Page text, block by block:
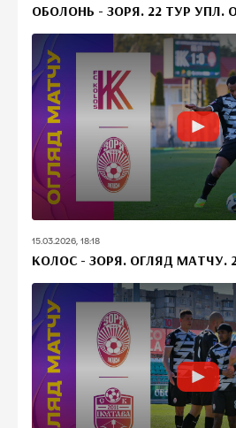
ОБОЛОНЬ - ЗОРЯ. 22 ТУР УПЛ.
15.03.2026, 18:18
КОЛОС - ЗОРЯ. ОГЛЯД МАТЧУ.